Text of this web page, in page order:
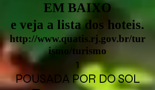
EM BAIXO
e veja a lista dos hoteis.
http://www.quatis.rj.gov.br/tur
ismo/turismo
1
POUSADA POR DO SOL